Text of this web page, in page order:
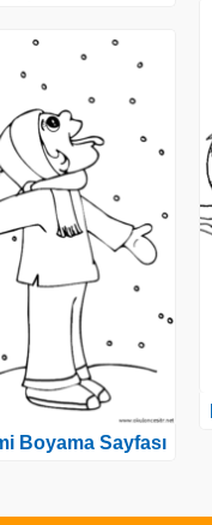
Boyama Sayfası